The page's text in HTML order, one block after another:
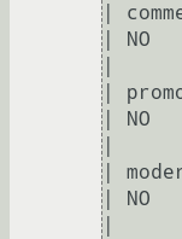
|
|
|
| NO
|
| NO